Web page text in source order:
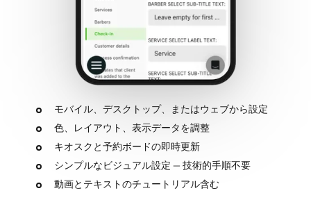
モバイル、デスクトップ、またはウェブから設定
色、レイアウト、表示データを調整
キオスクと予約ボードの即時更新
シンプルなビジュアル設定 — 技術的手順不要
動画とテキストのチュートリアル含む